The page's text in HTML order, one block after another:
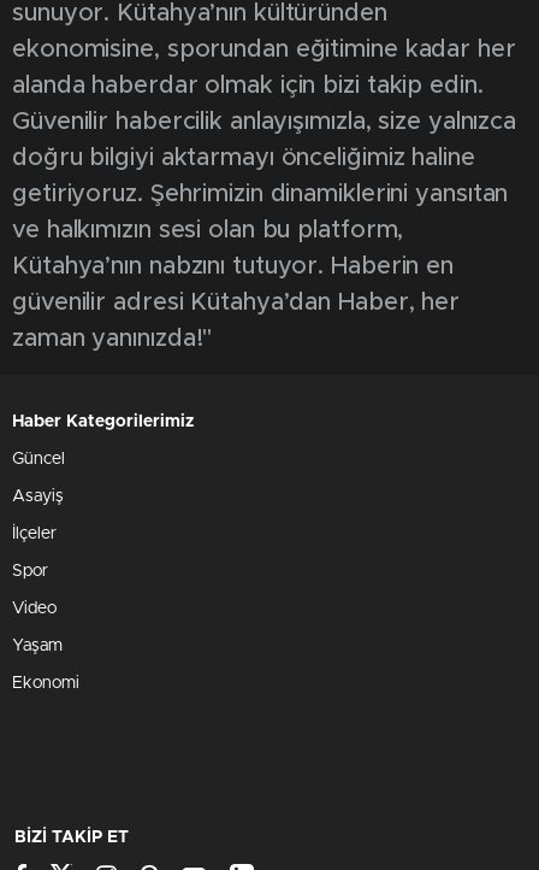
sunuyor. Kütahya’nın kültüründen
ekonomisine, sporundan eğitimine kadar her
alanda haberdar olmak için bizi takip edin.
Güvenilir habercilik anlayışımızla, size yalnızca
doğru bilgiyi aktarmayı önceliğimiz haline
getiriyoruz. Şehrimizin dinamiklerini yansıtan
ve halkımızın sesi olan bu platform,
Kütahya’nın nabzını tutuyor. Haberin en
güvenilir adresi Kütahya’dan Haber, her
zaman yanınızda!"
Haber Kategorilerimiz
Güncel
Asayiş
İlçeler
Spor
Video
Yaşam
Ekonomi
BİZİ TAKİP ET